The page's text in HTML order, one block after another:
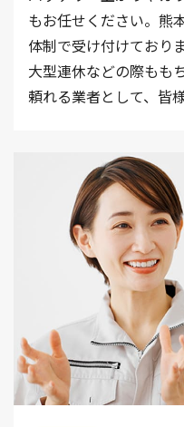
もお任せください。熊
体制で受け付けており
大型連休などの際もも
頼れる業者として、皆